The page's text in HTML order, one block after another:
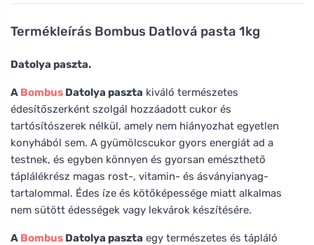
Termékleírás Bombus Datlová pasta 1kg
Datolya paszta.
A Bombus Datolya paszta kiváló természetes
édesítőszerként szolgál hozzáadott cukor és
tartósítószerek nélkül, amely nem hiányozhat egyetlen
konyhából sem. A gyümölcscukor gyors energiát ad a
testnek, és egyben könnyen és gyorsan emészthető
táplálékrész magas rost-, vitamin- és ásványianyag-
tartalommal. Édes íze és kötőképessége miatt alkalmas
nem sütött édességek vagy lekvárok készítésére.
A Bombus Datolya paszta egy természetes és tápláló